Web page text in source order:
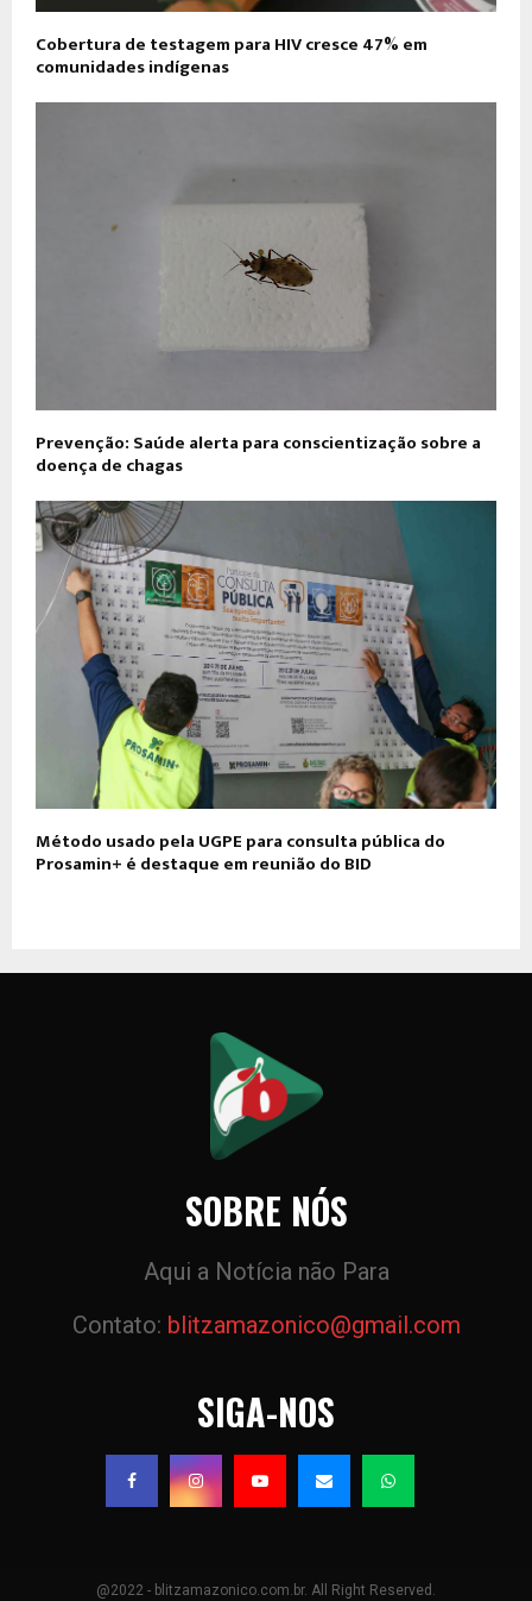
Cobertura de testagem para HIV cresce 47% em
comunidades indígenas
Prevenção: Saúde alerta para conscientização sobre a
doença de chagas
Método usado pela UGPE para consulta pública do
Prosamin+ é destaque em reunião do BID
SOBRE NÓS
Aqui a Notícia não Para
Contato: blitzamazonico@gmail.com
SIGA-NOS
@2022 - blitzamazonico.com.br. All Right Reserved.